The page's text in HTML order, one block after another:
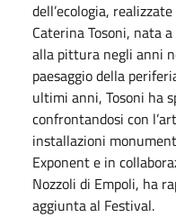
dell’ecologia,
Caterina Tosoni, nata
alla pittura negli anni
paesaggio della
ultimi anni, Tosoni ha
confrontandosi con
installazioni
Exponent e in
Nozzoli di Empoli, ha
aggiunta al Festival.